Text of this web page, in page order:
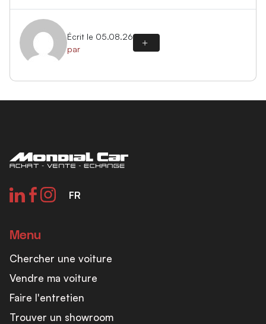
Écrit le 05.08.26
par
FR
Menu
Chercher une voiture
Vendre ma voiture
Faire l'entretien
Trouver un showroom